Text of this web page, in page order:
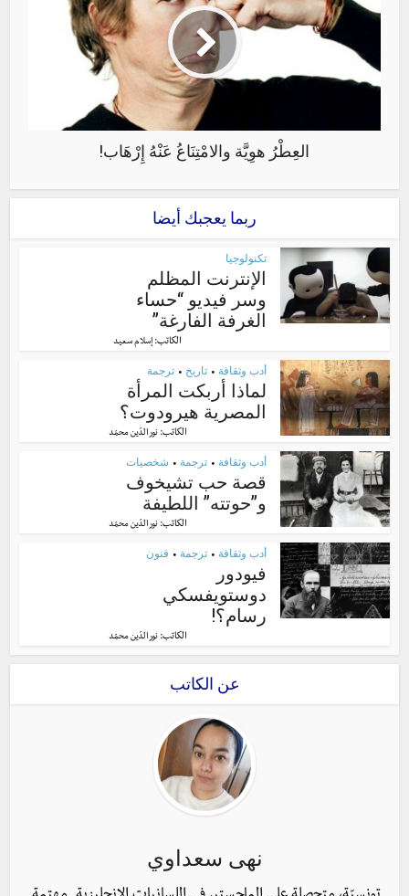
العِطْرُ هوِيَّة والامْتِنَاعُ عَنْهُ إِرْهَاب!
ربما يعجبك أيضا
تكنولوجيا
الإنترنت المظلم
وسر فيديو “حساء
الغرفة الفارغة”
الكاتب: إسلام سعيد
أدب وثقافة • تاريخ • ترجمة
لماذا أربكت المرأة
المصرية هيرودوت؟
الكاتب:نور الدّين محمّد
أدب وثقافة • ترجمة • شخصيات
قصة حب تشيخوف
و”حوتته” اللطيفة
الكاتب:نور الدّين محمّد
أدب وثقافة • ترجمة • فنون
فيودور
دوستويفسكي
رسام؟!
الكاتب:نور الدّين محمّد
عن الكاتب
نهى سعداوي